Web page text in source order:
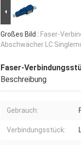
Großes Bild : Faser-
Abschwächer LC
Faser-
Beschreibung
Gebrauch:
Verbindungsstück: